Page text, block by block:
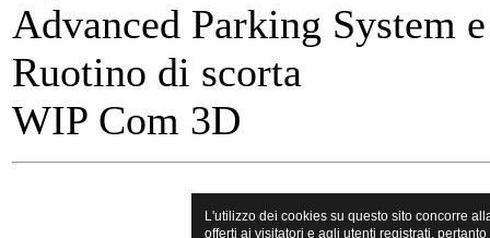
Advanced Parking System
Ruotino di scorta
WIP Com 3D